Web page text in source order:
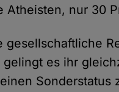
Atheisten, nur 30
gesellschaftliche
es ihr